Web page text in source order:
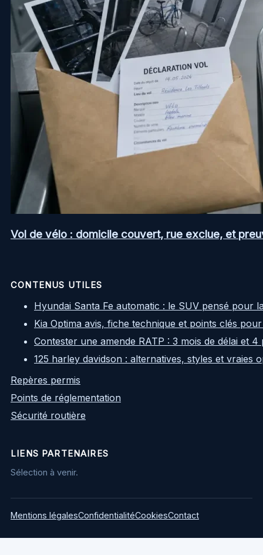
Vol de vélo : domicile couvert, rue exclue, et
CONTENUS UTILES
Hyundai Santa Fe automatic : le SUV pensé pour
Kia Optima avis, fiche technique et points clés
Contester une amende RATP : 3 mois de délai et
125 harley davidson : alternatives, styles et vraies
Repères permis
Points de réglementation
Sécurité routière
LIENS PARTENAIRES
Sélection à venir.
Mentions légalesConfidentialitéCookiesContact